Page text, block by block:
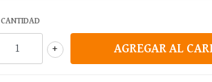
CANTIDAD
+